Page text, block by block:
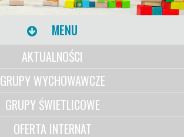
MENU
AKTUALNOŚCI
GRUPY WYCHOWAWCZE
GRUPY ŚWIETLICOWE
OFERTA INTERNAT